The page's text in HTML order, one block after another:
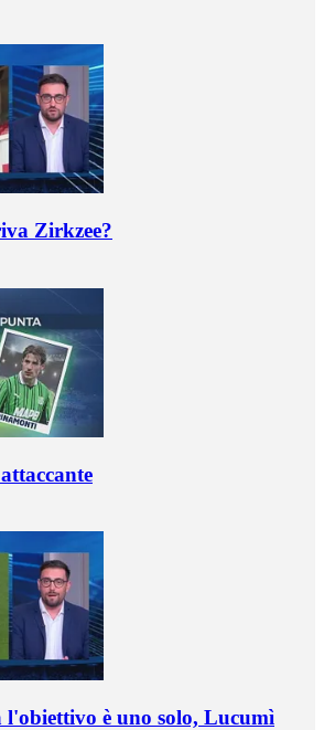
Zirkzee?
l'obiettivo è uno solo, Lucumì